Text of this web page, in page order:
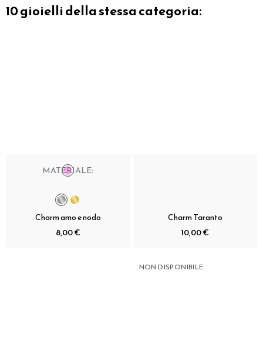
10 gioielli della stessa categoria:
MATERIALE:
Charm amo e nodo
8,00 €
Charm Taranto
10,00 €
NON DISPONIBILE